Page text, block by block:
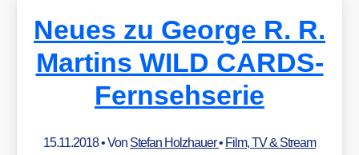
Neues zu George R. R.
Martins WILD CARDS-
Fernsehserie
15.11.2018• Von Stefan Holzhauer• Film, TV & Stream